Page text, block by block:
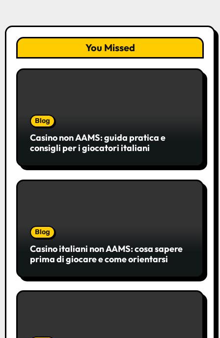
You Missed
Blog
Casino non AAMS: guida pratica e
consigli per i giocatori italiani
Blog
Casino italiani non AAMS: cosa sapere
prima di giocare e come orientarsi